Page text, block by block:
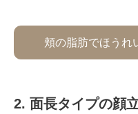
頬の脂肪でほうれ
2. 面長タイプの顔